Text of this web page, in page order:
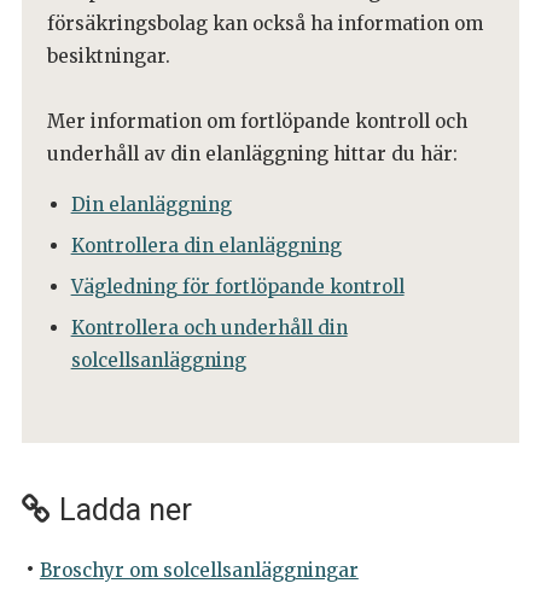
försäkringsbolag kan också ha information om
besiktningar.
Mer information om fortlöpande kontroll och
underhåll av din elanläggning hittar du här:
Din elanläggning
Kontrollera din elanläggning
Vägledning för fortlöpande kontroll
Kontrollera och underhåll din
solcellsanläggning
Ladda ner
Broschyr om solcellsanläggningar